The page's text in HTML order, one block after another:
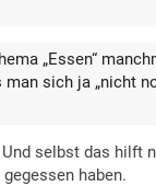
„Essen“
sich ja „nicht
selbst das hilft
haben.